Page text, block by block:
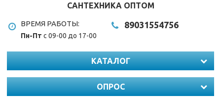
САНТЕХНИКА ОПТОМ
ВРЕМЯ РАБОТЫ:
Пн-Пт с 09-00 до 17-00
89031554756
КАТАЛОГ
ОПРОС